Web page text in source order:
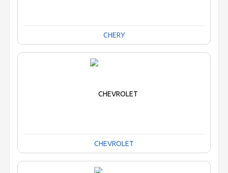
CHERY
CHEVROLET